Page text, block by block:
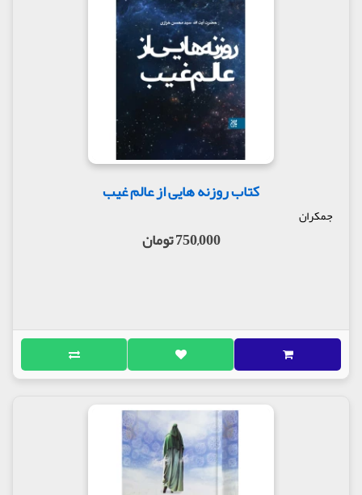
کتاب روزنه هایی از عالم غیب
جمکران
750,000 تومان